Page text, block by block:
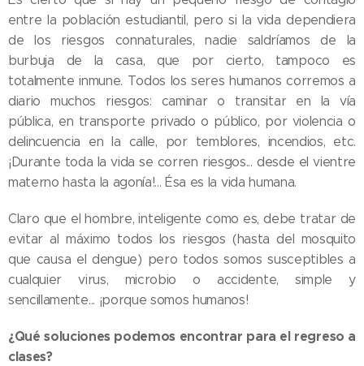
entre la población estudiantil, pero si la vida dependiera
de los riesgos connaturales, nadie saldríamos de la
burbuja de la casa, que por cierto, tampoco es
totalmente inmune. Todos los seres humanos corremos a
diario muchos riesgos: caminar o transitar en la vía
pública, en transporte privado o público, por violencia o
delincuencia en la calle, por temblores, incendios, etc.
¡Durante toda la vida se corren riesgos... desde el vientre
materno hasta la agonía!... Ésa es la vida humana.
Claro que el hombre, inteligente como es, debe tratar de
evitar al máximo todos los riesgos (hasta del mosquito
que causa el dengue) pero todos somos susceptibles a
cualquier virus, microbio o accidente, simple y
sencillamente... ¡porque somos humanos!
¿Qué soluciones podemos encontrar para el regreso a
clases?